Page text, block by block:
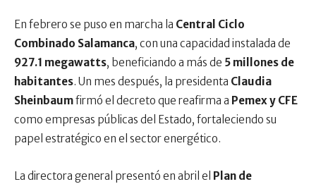
En febrero se puso en marcha la Central Ciclo
Combinado Salamanca, con una capacidad instalada de
927.1 megawatts, beneficiando a más de 5 millones de
habitantes. Un mes después, la presidenta Claudia
Sheinbaumfirmó el decreto que reafirma a Pemex y CFE
como empresas públicas del Estado, fortaleciendo su
papel estratégico en el sector energético.
La directora general presentó en abril el Plan de